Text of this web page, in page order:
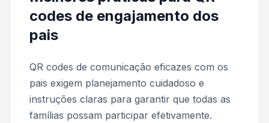
codes de engajamento dos
pais
QR codes de comunicação eficazes com os
pais exigem planejamento cuidadoso e
instruções claras para garantir que todas as
famílias possam participar efetivamente.